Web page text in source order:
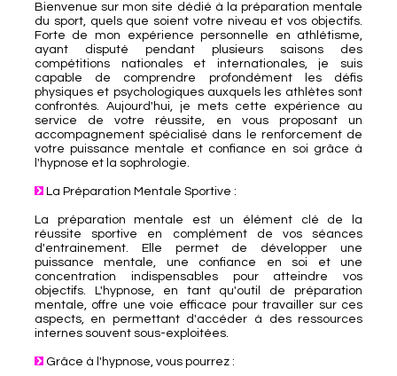
Bienvenue sur mon site dédié à la préparation mentale
du sport, quels que soient votre niveau et vos objectifs.
Forte de mon expérience personnelle en athlétisme,
ayant disputé pendant plusieurs saisons des
compétitions nationales et internationales, je suis
capable de comprendre profondément les défis
physiques et psychologiques auxquels les athlètes sont
confrontés. Aujourd'hui, je mets cette expérience au
service de votre réussite, en vous proposant un
accompagnement spécialisé dans le renforcement de
votre puissance mentale et confiance en soi grâce à
l'hypnose et la sophrologie.
La Préparation Mentale Sportive :
La préparation mentale est un élément clé de la
réussite sportive en complément de vos séances
d'entrainement. Elle permet de développer une
puissance mentale, une confiance en soi et une
concentration indispensables pour atteindre vos
objectifs. L'hypnose, en tant qu'outil de préparation
mentale, offre une voie efficace pour travailler sur ces
aspects, en permettant d'accéder à des ressources
internes souvent sous-exploitées.
Grâce à l'hypnose, vous pourrez :